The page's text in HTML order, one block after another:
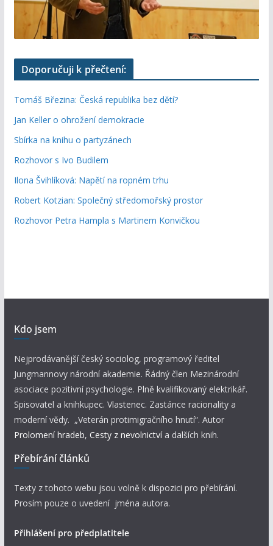
Doporučuji k přečtení:
Tomáš Březina: Česká republika bez dětí?
Jan Keller o ohrožení demokracie
Sbírka na knihu o partyzánech
Rozhovor s Ivo Budilem
Ilona Švihlíková: Napětí na ropném trhu
Robert Kotzian: Společný středomořský prostor
Rozhovor Petra Hampla s Martinem Konvičkou
Kdo jsem
Nejprodávanější český sociolog, programový ředitel
Jungmannovy národní akademie. Řádný člen Mezinárodní
asociace pozitivní psychologie. Plně kvalifikovaný elektrikář.
Spisovatel a knihkupec. Vlastenec. Zastánce racionality a
moderní vědy. „Veterán protimigračního hnutí“. Autor
Prolomení hradeb, Cesty z nevolnictví a dalších knih.
Přebírání článků
Texty z tohoto webu jsou volně k dispozici pro přebírání.
Prosím pouze o uvedení jména autora.
Přihlášení pro předplatitele